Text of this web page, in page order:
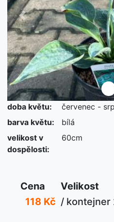
Předchozí
doba květu:
červenec -
barva květu:
bílá
velikost v
dospělosti:
60cm
Cena
Velikost
118 Kč / kontejner